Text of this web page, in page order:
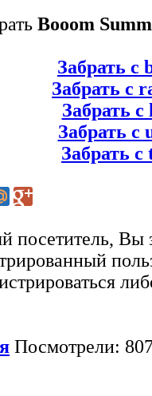
Booom
Забрать с
Забрать с
Забрать
Забрать с
Забрать
посетитель, Вы
Посмотрели: